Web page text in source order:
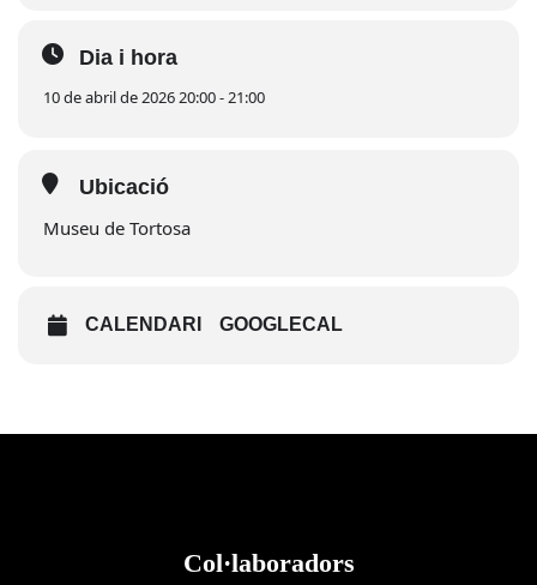
Dia i hora
10 de abril de 2026 20:00 - 21:00
Ubicació
Museu de Tortosa
CALENDARI GOOGLECAL
Col·laboradors